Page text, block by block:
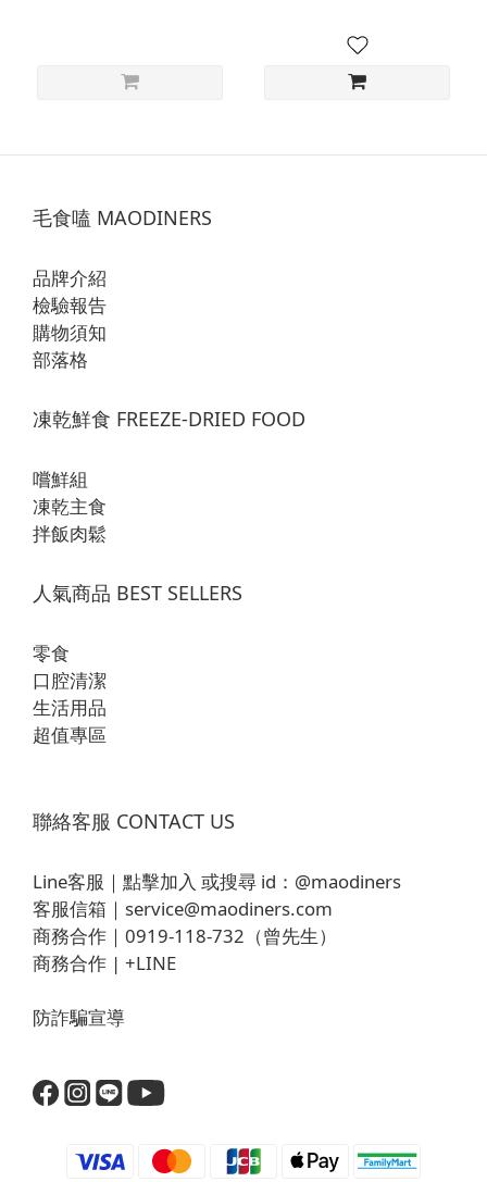
毛食嗑 MAODINERS
品牌介紹
檢驗報告
購物須知
部落格
凍乾鮮食 FREEZE-DRIED FOOD
嚐鮮組
凍乾主食
拌飯肉鬆
人氣商品 BEST SELLERS
零食
口腔清潔
生活用品
超值專區
聯絡客服 CONTACT US
Line客服｜ 點擊加入 或搜尋 id： @maodiners
客服信箱｜ service@maodiners.com
商務合作｜0919-118-732（曾先生）
商務合作 | +LINE
防詐騙宣導